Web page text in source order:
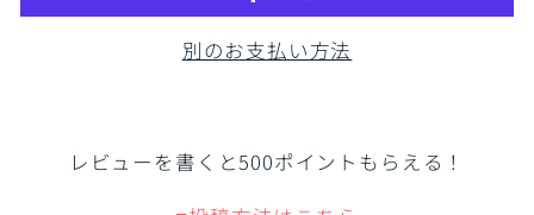
別のお支払い方法
レビューを書くと500ポイントもらえる！